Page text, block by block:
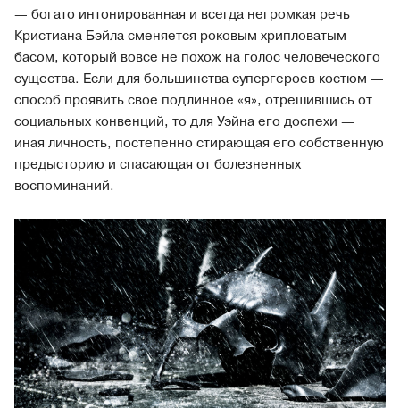
— богато интонированная и всегда негромкая речь
Кристиана Бэйла сменяется роковым хрипловатым
басом, который вовсе не похож на голос человеческого
существа. Если для большинства супергероев костюм —
способ проявить свое подлинное «я», отрешившись от
социальных конвенций, то для Уэйна его доспехи —
иная личность, постепенно стирающая его собственную
предысторию и спасающая от болезненных
воспоминаний.